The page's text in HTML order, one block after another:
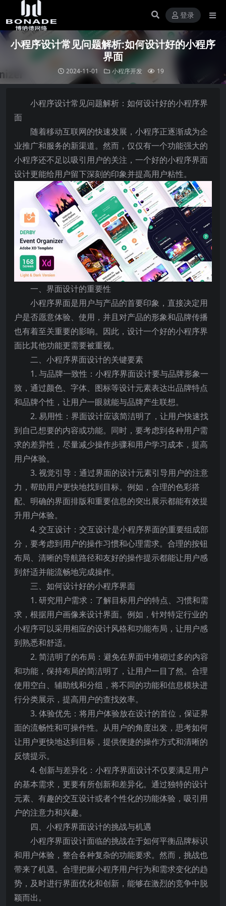
登录
小程序设计常见问题解析:如何设计好的小程序
界面
2024-11-01 小程序开发 19
小程序设计常见问题解析：如何设计好的小程序界
面
随着移动互联网的快速发展，小程序正逐渐成为企
业推广和服务的新渠道。然而，仅仅有一个功能强大的
小程序还不足以吸引用户的关注，一个好的小程序界面
设计更能给用户留下深刻的印象并提高用户粘性。
一、界面设计的重要性
小程序界面是用户与产品的首要印象，直接决定用
户是否愿意体验、使用，并且对产品的形象和品牌传播
也有着至关重要的影响。因此，设计一个好的小程序界
面比其他功能更需要被重视。
二、小程序界面设计的关键要素
1. 与品牌一致性：小程序界面设计要与品牌形象一
致，通过颜色、字体、图标等设计元素表达出品牌特点
和品牌个性，让用户一眼就能与品牌产生联想。
2. 易用性：界面设计应该简洁明了，让用户快速找
到自己想要的内容或功能。同时，要考虑到各种用户需
求的差异性，尽量减少操作步骤和用户学习成本，提高
用户体验。
3. 视觉引导：通过界面的设计元素引导用户的注意
力，帮助用户更快地找到目标。例如，合理的色彩搭
配、明确的界面排版和重要信息的突出展示都能有效提
升用户体验。
4. 交互设计：交互设计是小程序界面的重要组成部
分，要考虑到用户的操作习惯和心理需求。合理的按钮
布局、清晰的导航路径和友好的操作提示都能让用户感
到舒适并能流畅地完成操作。
三、如何设计好的小程序界面
1. 研究用户需求：了解目标用户的特点、习惯和需
求，根据用户画像来设计界面。例如，针对特定行业的
小程序可以采用相应的设计风格和功能布局，让用户感
到熟悉和舒适。
2. 简洁明了的布局：避免在界面中堆砌过多的内容
和功能，保持布局的简洁明了，让用户一目了然。合理
使用空白、辅助线和分组，将不同的功能和信息模块进
行分类展示，提高用户的查找效率。
3. 体验优先：将用户体验放在设计的首位，保证界
面的流畅性和可操作性。从用户的角度出发，思考如何
让用户更快地达到目标，提供便捷的操作方式和清晰的
反馈提示。
4. 创新与差异化：小程序界面设计不仅要满足用户
的基本需求，更要有所创新和差异化。通过独特的设计
元素、有趣的交互设计或者个性化的功能体验，吸引用
户的注意力和兴趣。
四、小程序界面设计的挑战与机遇
小程序界面设计面临的挑战在于如何平衡品牌标识
和用户体验，整合各种复杂的功能要求。然而，挑战也
带来了机遇。合理把握小程序用户行为和需求变化的趋
势，及时进行界面优化和创新，能够在激烈的竞争中脱
颖而出。